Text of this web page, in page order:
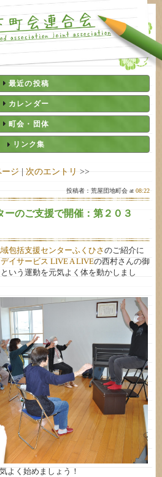
最近の投稿
カレンダー
町会・団体
リンク集
ージ | 次のエントリ >>
投稿者：荒屋団地町会 at08:22
のご支援で開催：第２０３
包括支援センターふくひさのご紹介に
デイサービス LIVE A LIVEの西村さんの御
いう運動を元気よく体を動かしまし
よく始めましょう！